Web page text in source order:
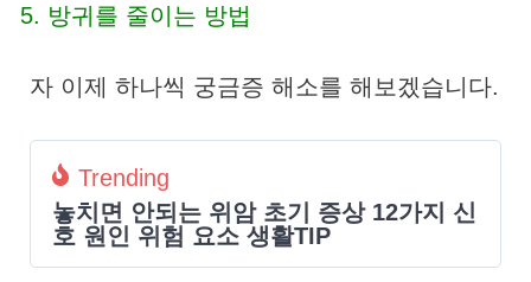
방귀를 줄이는 방법
자 이제 하나씩 궁금증 해소를 해보겠습니다.
Trending
놓치면 안되는 위암 초기 증상 12가지 신
호 원인 위험 요소 생활TIP